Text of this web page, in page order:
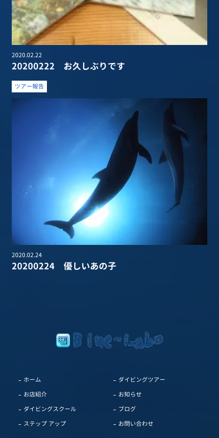
2020.02.22
20200222 お久しぶりです
ツアー報告
2020.02.24
20200224 優しいあの子
ホーム
お店紹介
ダイビングスクール
ステップ アップ
ダイビングツアー
お知らせ
ブログ
お問い合わせ